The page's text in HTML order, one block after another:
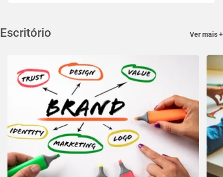
Escritório Ver mais +